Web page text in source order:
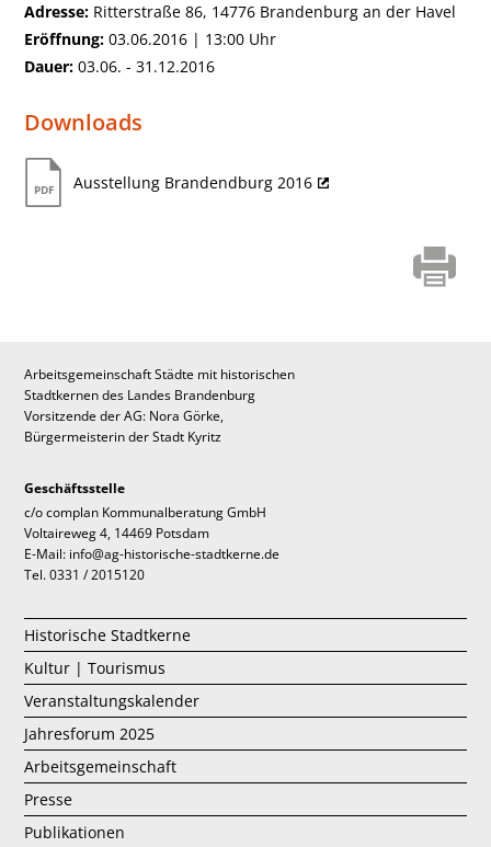
Adresse: Ritterstraße 86, 14776 Brandenburg an der Havel
Eröffnung: 03.06.2016 | 13:00 Uhr
Dauer: 03.06. - 31.12.2016
Downloads
Ausstellung Brandendburg 2016
Arbeitsgemeinschaft Städte mit historischen
Stadtkernen des Landes Brandenburg
Vorsitzende der AG: Nora Görke,
Bürgermeisterin der Stadt Kyritz
Geschäftsstelle
c/o complan Kommunalberatung GmbH
Voltaireweg 4, 14469 Potsdam
E-Mail: info@ag-historische-stadtkerne.de
Tel. 0331 / 2015120
Historische Stadtkerne
Kultur | Tourismus
Veranstaltungskalender
Jahresforum 2025
Arbeitsgemeinschaft
Presse
Publikationen